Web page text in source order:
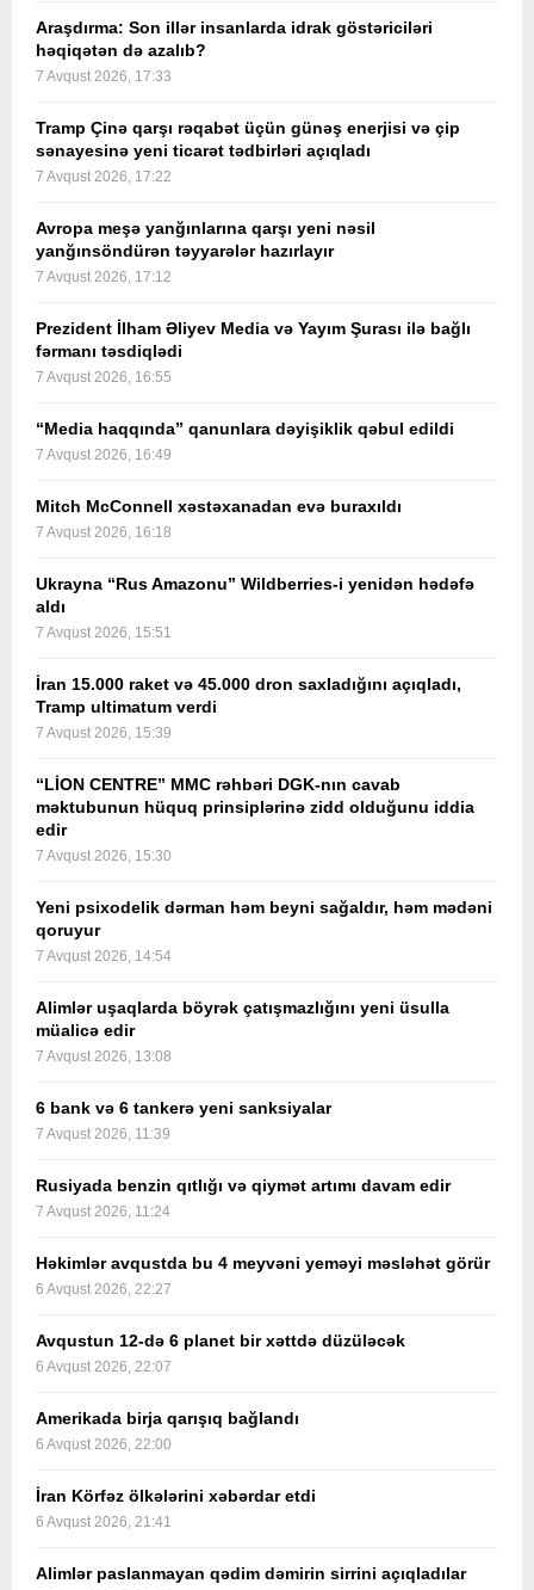
Araşdırma: Son illər insanlarda idrak göstəriciləri
həqiqətən də azalıb?
7 Avqust 2026, 17:33
Tramp Çinə qarşı rəqabət üçün günəş enerjisi və çip
sənayesinə yeni ticarət tədbirləri açıqladı
7 Avqust 2026, 17:22
Avropa meşə yanğınlarına qarşı yeni nəsil
yanğınsöndürən təyyarələr hazırlayır
7 Avqust 2026, 17:12
Prezident İlham Əliyev Media və Yayım Şurası ilə bağlı
fərmanı təsdiqlədi
7 Avqust 2026, 16:55
“Media haqqında” qanunlara dəyişiklik qəbul edildi
7 Avqust 2026, 16:49
Mitch McConnell xəstəxanadan evə buraxıldı
7 Avqust 2026, 16:18
Ukrayna “Rus Amazonu” Wildberries-i yenidən hədəfə
aldı
7 Avqust 2026, 15:51
İran 15.000 raket və 45.000 dron saxladığını açıqladı,
Tramp ultimatum verdi
7 Avqust 2026, 15:39
“LİON CENTRE” MMC rəhbəri DGK-nın cavab
məktubunun hüquq prinsiplərinə zidd olduğunu iddia
edir
7 Avqust 2026, 15:30
Yeni psixodelik dərman həm beyni sağaldır, həm mədəni
qoruyur
7 Avqust 2026, 14:54
Alimlər uşaqlarda böyrək çatışmazlığını yeni üsulla
müalicə edir
7 Avqust 2026, 13:08
6 bank və 6 tankerə yeni sanksiyalar
7 Avqust 2026, 11:39
Rusiyada benzin qıtlığı və qiymət artımı davam edir
7 Avqust 2026, 11:24
Həkimlər avqustda bu 4 meyvəni yeməyi məsləhət görür
6 Avqust 2026, 22:27
Avqustun 12-də 6 planet bir xəttdə düzüləcək
6 Avqust 2026, 22:07
Amerikada birja qarışıq bağlandı
6 Avqust 2026, 22:00
İran Körfəz ölkələrini xəbərdar etdi
6 Avqust 2026, 21:41
Alimlər paslanmayan qədim dəmirin sirrini açıqladılar